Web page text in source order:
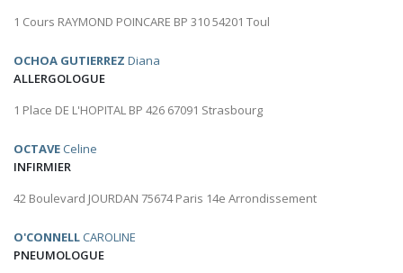
1 Cours RAYMOND POINCARE BP 310 54201 Toul
OCHOA GUTIERREZ Diana
ALLERGOLOGUE
1 Place DE L'HOPITAL BP 426 67091 Strasbourg
OCTAVE Celine
INFIRMIER
42 Boulevard JOURDAN 75674 Paris 14e Arrondissement
O'CONNELL CAROLINE
PNEUMOLOGUE